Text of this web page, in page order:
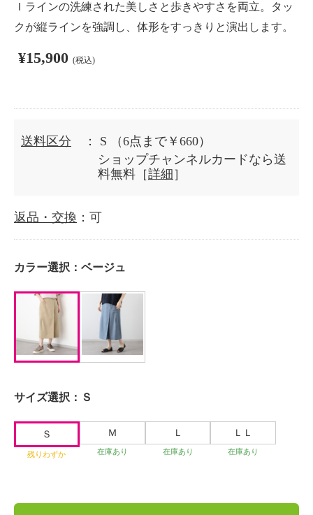
Ｉラインの洗練された美しさと歩きやすさを両立。タッ
クが縦ラインを強調し、体形をすっきりと演出します。
¥15,900 (税込)
送料区分 ： S
（6点まで￥660）
ショップチャンネルカードなら送
料無料［詳細 ］
返品・交換 ：可
カラー選択： ベージュ
サイズ選択： Ｓ
Ｓ
残りわずか
Ｍ
在庫あり
Ｌ
在庫あり
ＬＬ
在庫あり